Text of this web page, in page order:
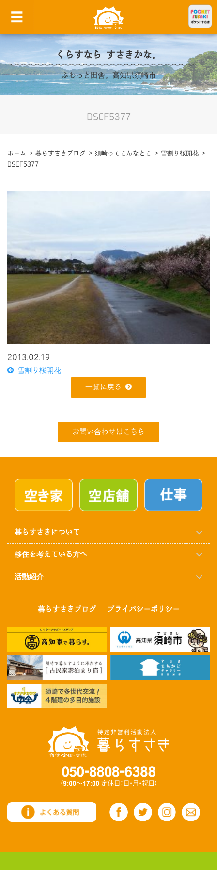
くらすなら すさきかな。
ふわっと田舎。高知県須崎市
DSCF5377
ホーム > 暮らすさきブログ > 須崎ってこんなとこ > 雪割り桜開花 >
DSCF5377
2013.02.19
雪割り桜開花
一覧に戻る
お問い合わせはこちら
暮らすさきについて
移住を考えている方へ
活動紹介
暮らすさきブログ プライバシーポリシー